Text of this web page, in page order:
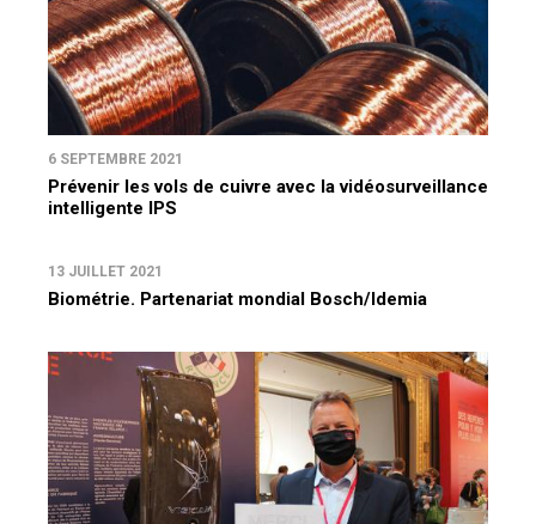
6 SEPTEMBRE 2021
Prévenir les vols de cuivre avec la vidéosurveillance
intelligente IPS
13 JUILLET 2021
Biométrie. Partenariat mondial Bosch/Idemia